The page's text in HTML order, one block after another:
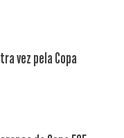
vez pela Copa